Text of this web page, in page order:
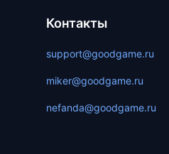
Контакты
support@goodgame.ru
miker@goodgame.ru
nefanda@goodgame.ru